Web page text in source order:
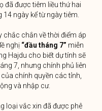
đã được tiêm liều thứ hai
14 ngày kể từ ngày tiêm.
chắc chắn về thời điểm áp
nghị “đầu tháng 7” miễn
Hajdu cho biết dự tính sẽ
7, nhưng chính phủ liên
chính quyền các tỉnh,
và nhập cư.
loại vắc xin đã được phê